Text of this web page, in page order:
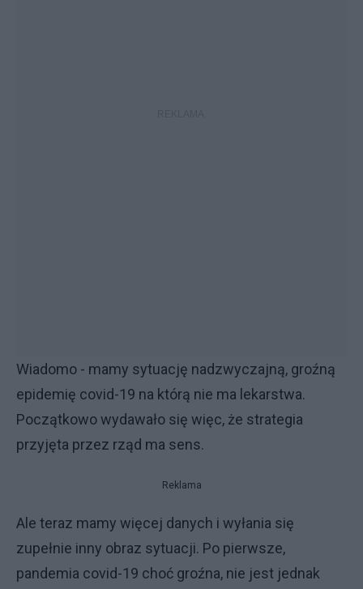
Wiadomo - mamy sytuację nadzwyczajną, groźną
epidemię covid-19 na którą nie ma lekarstwa.
Początkowo wydawało się więc, że strategia
przyjęta przez rząd ma sens.
Reklama
Ale teraz mamy więcej danych i wyłania się
zupełnie inny obraz sytuacji. Po pierwsze,
pandemia covid-19 choć groźna, nie jest jednak